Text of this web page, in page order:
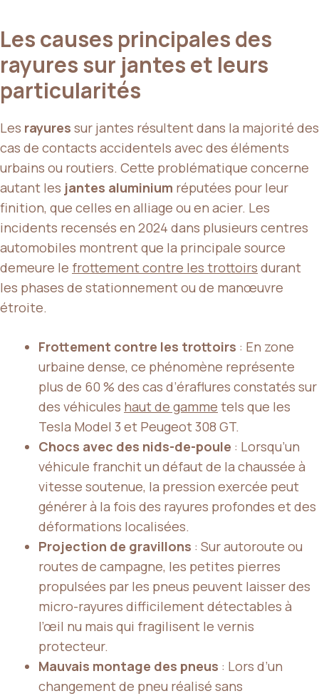
Les causes principales des
rayures sur jantes et leurs
particularités
Les rayures sur jantes résultent dans la majorité des
cas de contacts accidentels avec des éléments
urbains ou routiers. Cette problématique concerne
autant les jantes aluminium réputées pour leur
finition, que celles en alliage ou en acier. Les
incidents recensés en 2024 dans plusieurs centres
automobiles montrent que la principale source
demeure le frottement contre les trottoirs durant
les phases de stationnement ou de manœuvre
étroite.
Frottement contre les trottoirs : En zone
urbaine dense, ce phénomène représente
plus de 60 % des cas d’éraflures constatés sur
des véhicules haut de gamme tels que les
Tesla Model 3 et Peugeot 308 GT.
Chocs avec des nids-de-poule : Lorsqu’un
véhicule franchit un défaut de la chaussée à
vitesse soutenue, la pression exercée peut
générer à la fois des rayures profondes et des
déformations localisées.
Projection de gravillons : Sur autoroute ou
routes de campagne, les petites pierres
propulsées par les pneus peuvent laisser des
micro-rayures difficilement détectables à
l’œil nu mais qui fragilisent le vernis
protecteur.
Mauvais montage des pneus : Lors d’un
changement de pneu réalisé sans